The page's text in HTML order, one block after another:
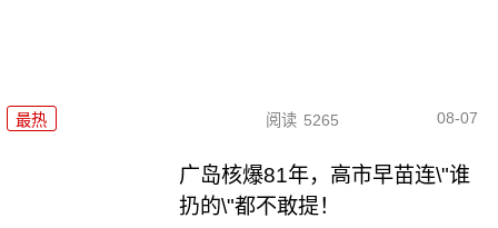
最热 阅读 5265 08-07
广岛核爆81年，高市早苗连\"谁
扔的\"都不敢提！